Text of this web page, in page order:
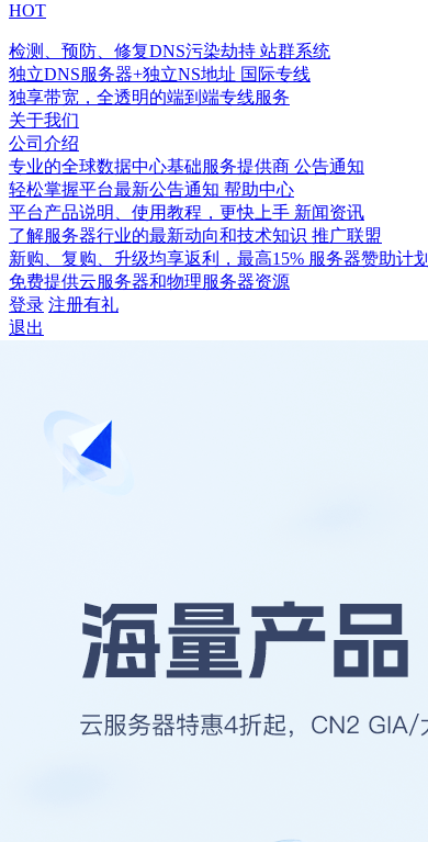
HOT
检测、预防、修复DNS污染劫持 站群系统
独立DNS服务器+独立NS地址 国际专线
独享带宽，全透明的端到端专线服务
关于我们
公司介绍
专业的全球数据中心基础服务提供商 公告通知
轻松掌握平台最新公告通知 帮助中心
平台产品说明、使用教程，更快上手 新闻资讯
了解服务器行业的最新动向和技术知识 推广联盟
新购、复购、升级均享返利，最高15% 服务器赞助计划
免费提供云服务器和物理服务器资源
登录 注册有礼
退出